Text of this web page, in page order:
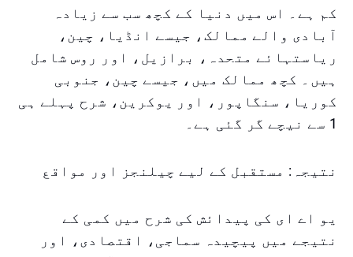
کم ہے۔ اس میں دنیا کے کچھ سب سے زیادہ
آبادی والے ممالک، جیسے انڈیا، چین،
ریاستہائے متحدہ، برازیل، اور روس شامل
ہیں۔ کچھ ممالک میں، جیسے چین، جنوبی
کوریا، سنگاپور، اور یوکرین، شرح پہلے ہی
1 سے نیچے گر گئی ہے۔
نتیجہ: مستقبل کے لیے چیلنجز اور مواقع
یو اے ای کی پیدائش کی شرح میں کمی کے
نتیجے میں پیچیدہ سماجی، اقتصادی، اور